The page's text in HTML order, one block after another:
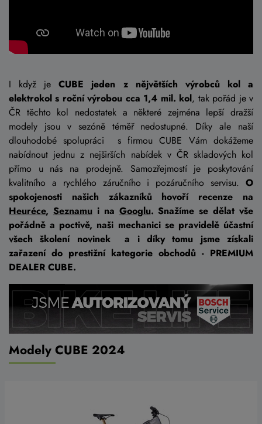
I když jeCUBE jeden z nějvětších výrobců kol a
elektrokol s roční výrobou cca 1,4 mil. kol, tak pořád je v
ČR těchto kol nedostatek a některé zejména lepší dražší
modely jsou v sezóně téměř nedostupné. Díky ale naší
dlouhodobé spolupráci s firmou CUBE Vám dokážeme
nabídnout jednu z nejširších nabídek v ČR skladových kol
přímo u nás na prodejně. Samozřejmostí je poskytování
kvalitního a rychlého záručního i pozáručního servisu. O
spokojenosti našich zákazníků hovoří recenze na
Heuréce, Seznamui na Googlu. Snažíme se dělat vše
pořádně a poctivě, naši mechanici se pravidelě účastní
všech školení novinek a i díky tomu jsme získali
zařazení do prestižní kategorie obchodů - PREMIUM
DEALER CUBE.
Modely CUBE 2024